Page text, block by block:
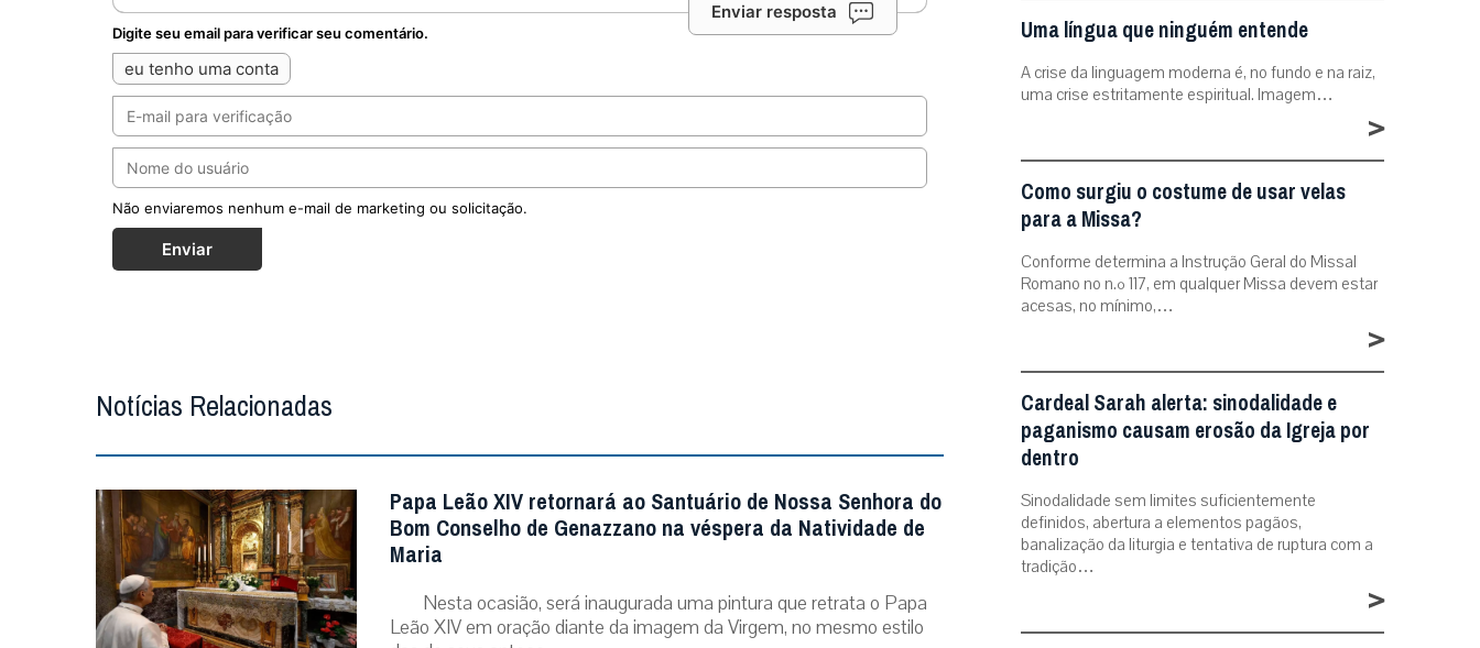
Enviar resposta
Digite seu email para verificar seu comentário.
eu tenho uma conta
Não enviaremos nenhum e-mail de marketing ou solicitação.
Enviar
Notícias Relacionadas
Papa Leão XIV retornará ao Santuário de Nossa Senhora do
Bom Conselho de Genazzano na véspera da Natividade de
Maria
Nesta ocasião, será inaugurada uma pintura que retrata o Papa
Leão XIV em oração diante da imagem da Virgem, no mesmo estilo
Uma língua que ninguém entende
A crise da linguagem moderna é, no fundo e na raiz,
uma crise estritamente espiritual. Imagem…
>
Como surgiu o costume de usar velas
para a Missa?
Conforme determina a Instrução Geral do Missal
Romano no n.º 117, em qualquer Missa devem estar
acesas, no mínimo,…
>
Cardeal Sarah alerta: sinodalidade e
paganismo causam erosão da Igreja por
dentro
Sinodalidade sem limites suficientemente
definidos, abertura a elementos pagãos,
banalização da liturgia e tentativa de ruptura com a
tradição…
>